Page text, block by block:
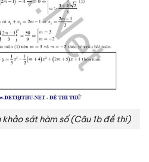
sát hàm số (Câu 1b đề thi)